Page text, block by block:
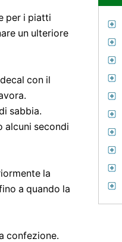
per i piatti
un ulteriore
con il
sabbia.
alcuni secondi
la
a quando la
confezione.